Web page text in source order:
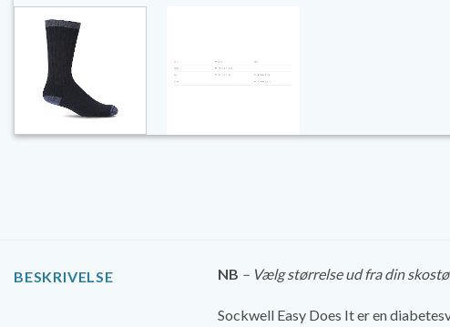
BESKRIVELSE NB – Vælg størrelse ud fra din
Sockwell Easy Does It er en